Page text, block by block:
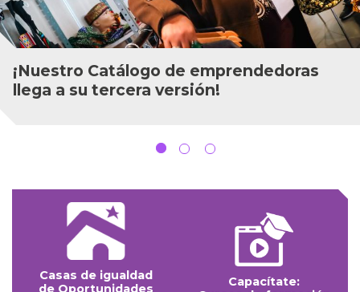
Mujeres migrantes y refugiadas tienen la
palabra en los Diálogos Ciudadanos de la